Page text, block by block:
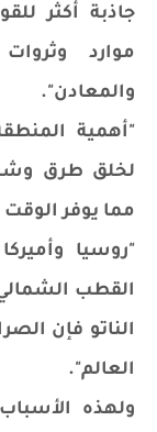
جاذبة أكثر
موارد
والمعادن".
"أهمية
لخلق طرق
مما يوفر الوقت
"روسيا
القطب
الناتو فإن
العالم".
ولهذه